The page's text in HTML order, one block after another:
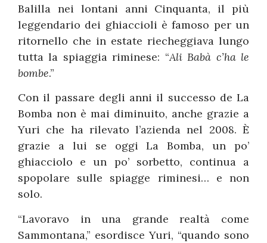
Balilla nei lontani anni Cinquanta, il più
leggendario dei ghiaccioli è famoso per un
ritornello che in estate riecheggiava lungo
tutta la spiaggia riminese: “Ali Babà c’ha le
bombe.”
Con il passare degli anni il successo de La
Bomba non è mai diminuito, anche grazie a
Yuri che ha rilevato l’azienda nel 2008. È
grazie a lui se oggi La Bomba, un po’
ghiacciolo e un po’ sorbetto, continua a
spopolare sulle spiagge riminesi… e non
solo.
“Lavoravo in una grande realtà come
Sammontana,” esordisce Yuri, “quando sono